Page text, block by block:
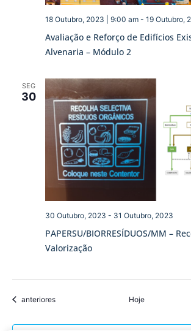
Avaliação e Reforço de Edifícios
Alvenaria – Módulo 2
18 Outubro, 2023 | 9:00 am- 19 Outubro,
SEG
30
PAPERSU/BIORRESÍDUOS/MM –
Valorização
30 Outubro, 2023 - 31 Outubro, 2023
Eventos
anteriores Hoje